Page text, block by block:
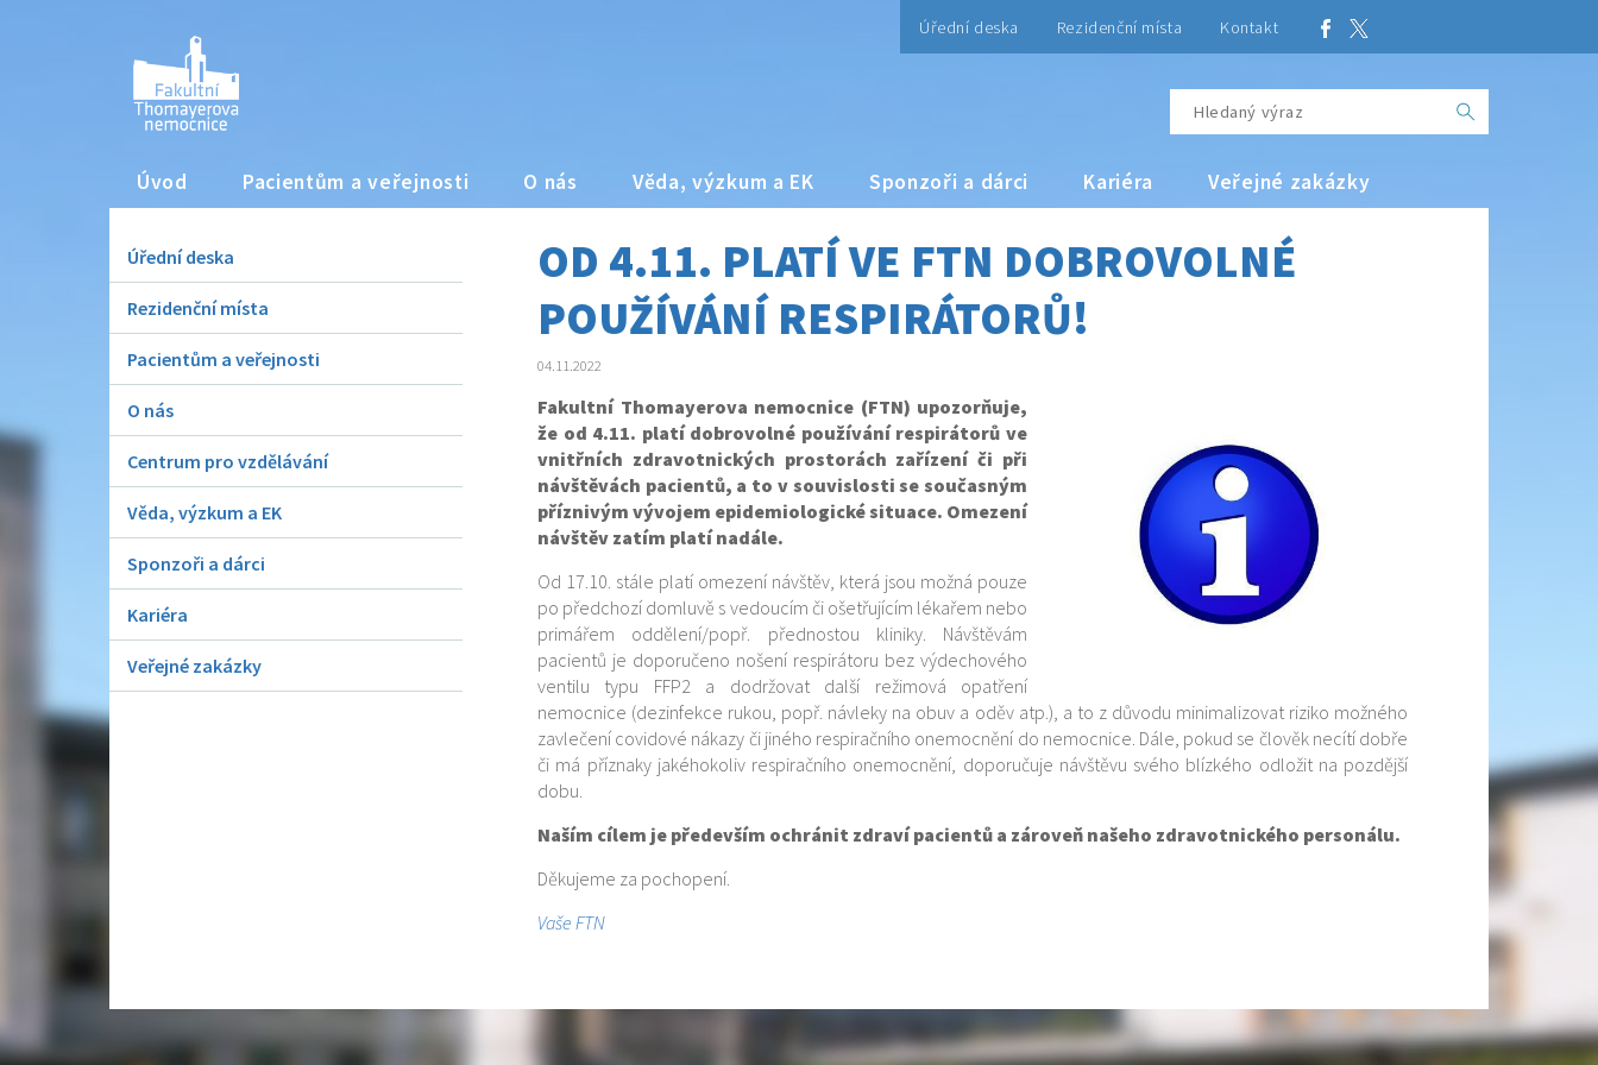
Úřední deska Rezidenční místa Kontakt
Úvod Pacientům a veřejnosti O nás Věda, výzkum a EK Sponzoři a dárci Kariéra Veřejné zakázky
Úřední deska
Rezidenční místa
Pacientům a veřejnosti
O nás
Centrum pro vzdělávání
Věda, výzkum a EK
Sponzoři a dárci
Kariéra
Veřejné zakázky
OD 4.11. PLATÍ VE FTN DOBROVOLNÉ
POUŽÍVÁNÍ RESPIRÁTORŮ!
04.11.2022
Fakultní Thomayerova nemocnice (FTN) upozorňuje,
že od 4.11. platí dobrovolné používání respirátorů ve
vnitřních zdravotnických prostorách zařízení či při
návštěvách pacientů, a to v souvislosti se současným
příznivým vývojem epidemiologické situace. Omezení
návštěv zatím platí nadále.
Od 17.10. stále platí omezení návštěv, která jsou možná pouze
po předchozí domluvě s vedoucím či ošetřujícím lékařem nebo
primářem oddělení/popř. přednostou kliniky. Návštěvám
pacientů je doporučeno nošení respirátoru bez výdechového
ventilu typu FFP2 a dodržovat další režimová opatření
nemocnice (dezinfekce rukou, popř. návleky na obuv a oděv atp.), a to z důvodu minimalizovat riziko možného
zavlečení covidové nákazy či jiného respiračního onemocnění do nemocnice. Dále, pokud se člověk necítí dobře
či má příznaky jakéhokoliv respiračního onemocnění, doporučuje návštěvu svého blízkého odložit na pozdější
dobu.
Naším cílem je především ochránit zdraví pacientů a zároveň našeho zdravotnického personálu.
Děkujeme za pochopení.
Vaše FTN